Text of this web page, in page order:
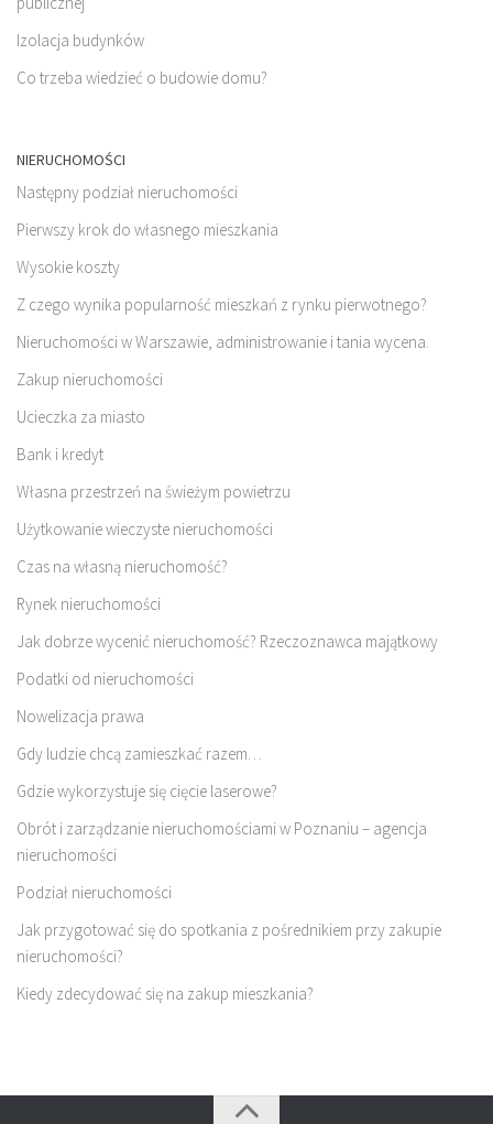
Izolacja budynków
Co trzeba wiedzieć o budowie domu?
NIERUCHOMOŚCI
Następny podział nieruchomości
Pierwszy krok do własnego mieszkania
Wysokie koszty
Z czego wynika popularność mieszkań z rynku pierwotnego?
Nieruchomości w Warszawie, administrowanie i tania wycena.
Zakup nieruchomości
Ucieczka za miasto
Bank i kredyt
Własna przestrzeń na świeżym powietrzu
Użytkowanie wieczyste nieruchomości
Czas na własną nieruchomość?
Rynek nieruchomości
Jak dobrze wycenić nieruchomość? Rzeczoznawca majątkowy
Podatki od nieruchomości
Nowelizacja prawa
Gdy ludzie chcą zamieszkać razem…
Gdzie wykorzystuje się cięcie laserowe?
Obrót i zarządzanie nieruchomościami w Poznaniu – agencja
nieruchomości
Podział nieruchomości
Jak przygotować się do spotkania z pośrednikiem przy zakupie
nieruchomości?
Kiedy zdecydować się na zakup mieszkania?